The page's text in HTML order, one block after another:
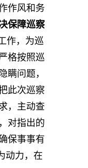
作风和务
保障巡察
作，为巡
格按照巡
瞒问题，
此次巡察
，主动查
对指出的
保事事有
动力，在